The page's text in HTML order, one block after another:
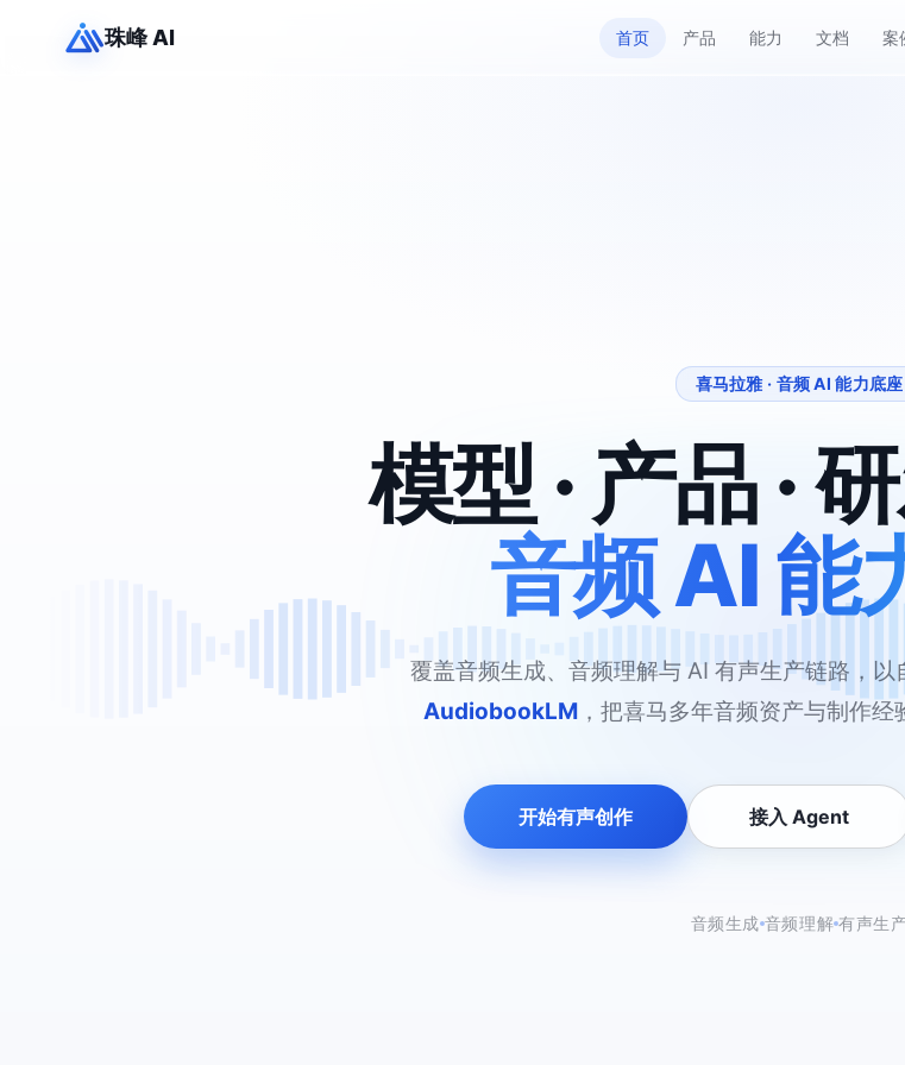
珠峰 AI 首页 产品 能力 文档 案
喜马拉雅 · 音频 AI 能力底座
模型 · 产品 ·
音频 AI 能
覆盖音频生成、音频理解与 AI 有声生产链路，
AudiobookLM，把喜马多年音频资产与制作经
开始有声创作 接入 Agent
音频生成 音频理解 有声生